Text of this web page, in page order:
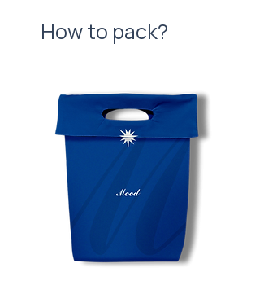
How to pack?